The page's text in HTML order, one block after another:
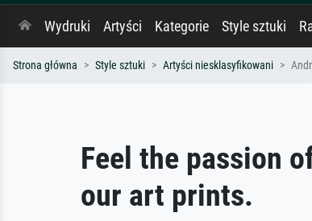
Wydruki Artyści Kategorie Style sztuki
Strona główna Style sztuki Artyści niesklasyfikowani
Feel the passion
our art prints.